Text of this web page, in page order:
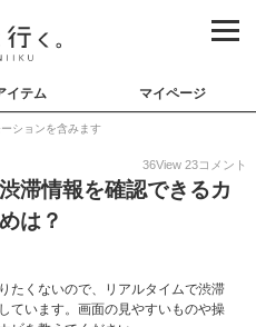
イテム マイページ
ションを含みます
36View 23コメント
滞情報を確認できるカ
は？
たくないので、リアルタイムで渋滞
ています。画面の見やすいものや操